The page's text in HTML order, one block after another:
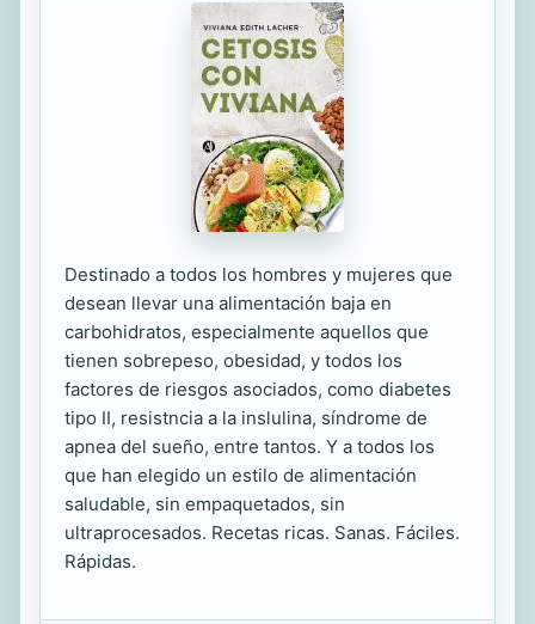
Destinado a todos los hombres y mujeres que
desean llevar una alimentación baja en
carbohidratos, especialmente aquellos que
tienen sobrepeso, obesidad, y todos los
factores de riesgos asociados, como diabetes
tipo II, resistncia a la inslulina, síndrome de
apnea del sueño, entre tantos. Y a todos los
que han elegido un estilo de alimentación
saludable, sin empaquetados, sin
ultraprocesados. Recetas ricas. Sanas. Fáciles.
Rápidas.